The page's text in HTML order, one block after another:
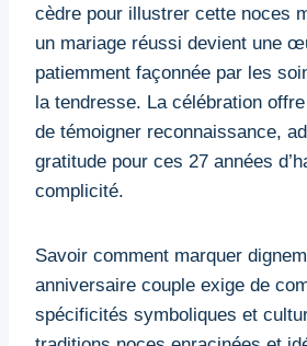
cèdre pour illustrer cette noces
un mariage réussi devient une
patiemment façonnée par les
la tendresse. La célébration
de témoigner reconnaissance,
gratitude pour ces 27 années
complicité.
Savoir comment marquer
anniversaire couple exige de
spécificités symboliques et